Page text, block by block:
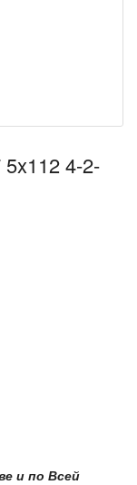
4-2-
и по Всей